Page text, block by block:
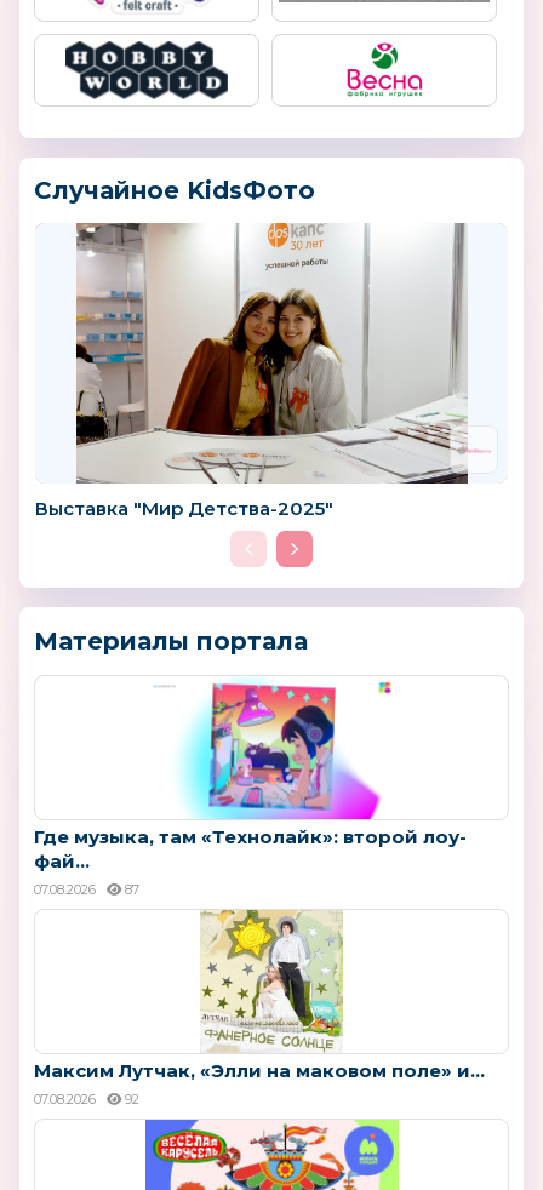
Случайное KidsФото
Выставка "Мир Детства-2025"
Материалы портала
Где музыка, там «Технолайк»: второй лоу-
фай...
07.08.2026 87
Максим Лутчак, «Элли на маковом поле» и...
07.08.2026 92